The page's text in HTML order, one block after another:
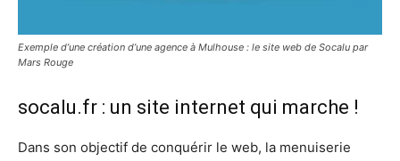
Exemple d’une création d’une agence à Mulhouse : le site web de Socalu par
Mars Rouge
socalu.fr : un site internet qui marche !
Dans son objectif de conquérir le web, la menuiserie